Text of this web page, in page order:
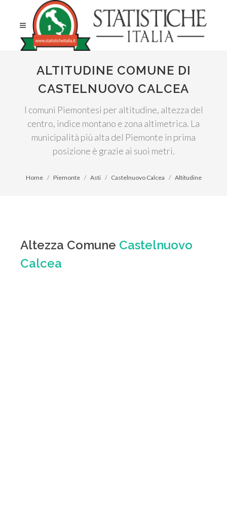
ALTITUDINE COMUNE DI
CASTELNUOVO CALCEA
I comuni Piemontesi per altitudine, altezza del
centro, indice montano e zona altimetrica. La
municipalità più alta del Piemonte in prima
posizione è grazie ai suoi metri.
Home Piemonte Asti Castelnuovo Calcea Altitudine
Altezza Comune Castelnuovo
Calcea